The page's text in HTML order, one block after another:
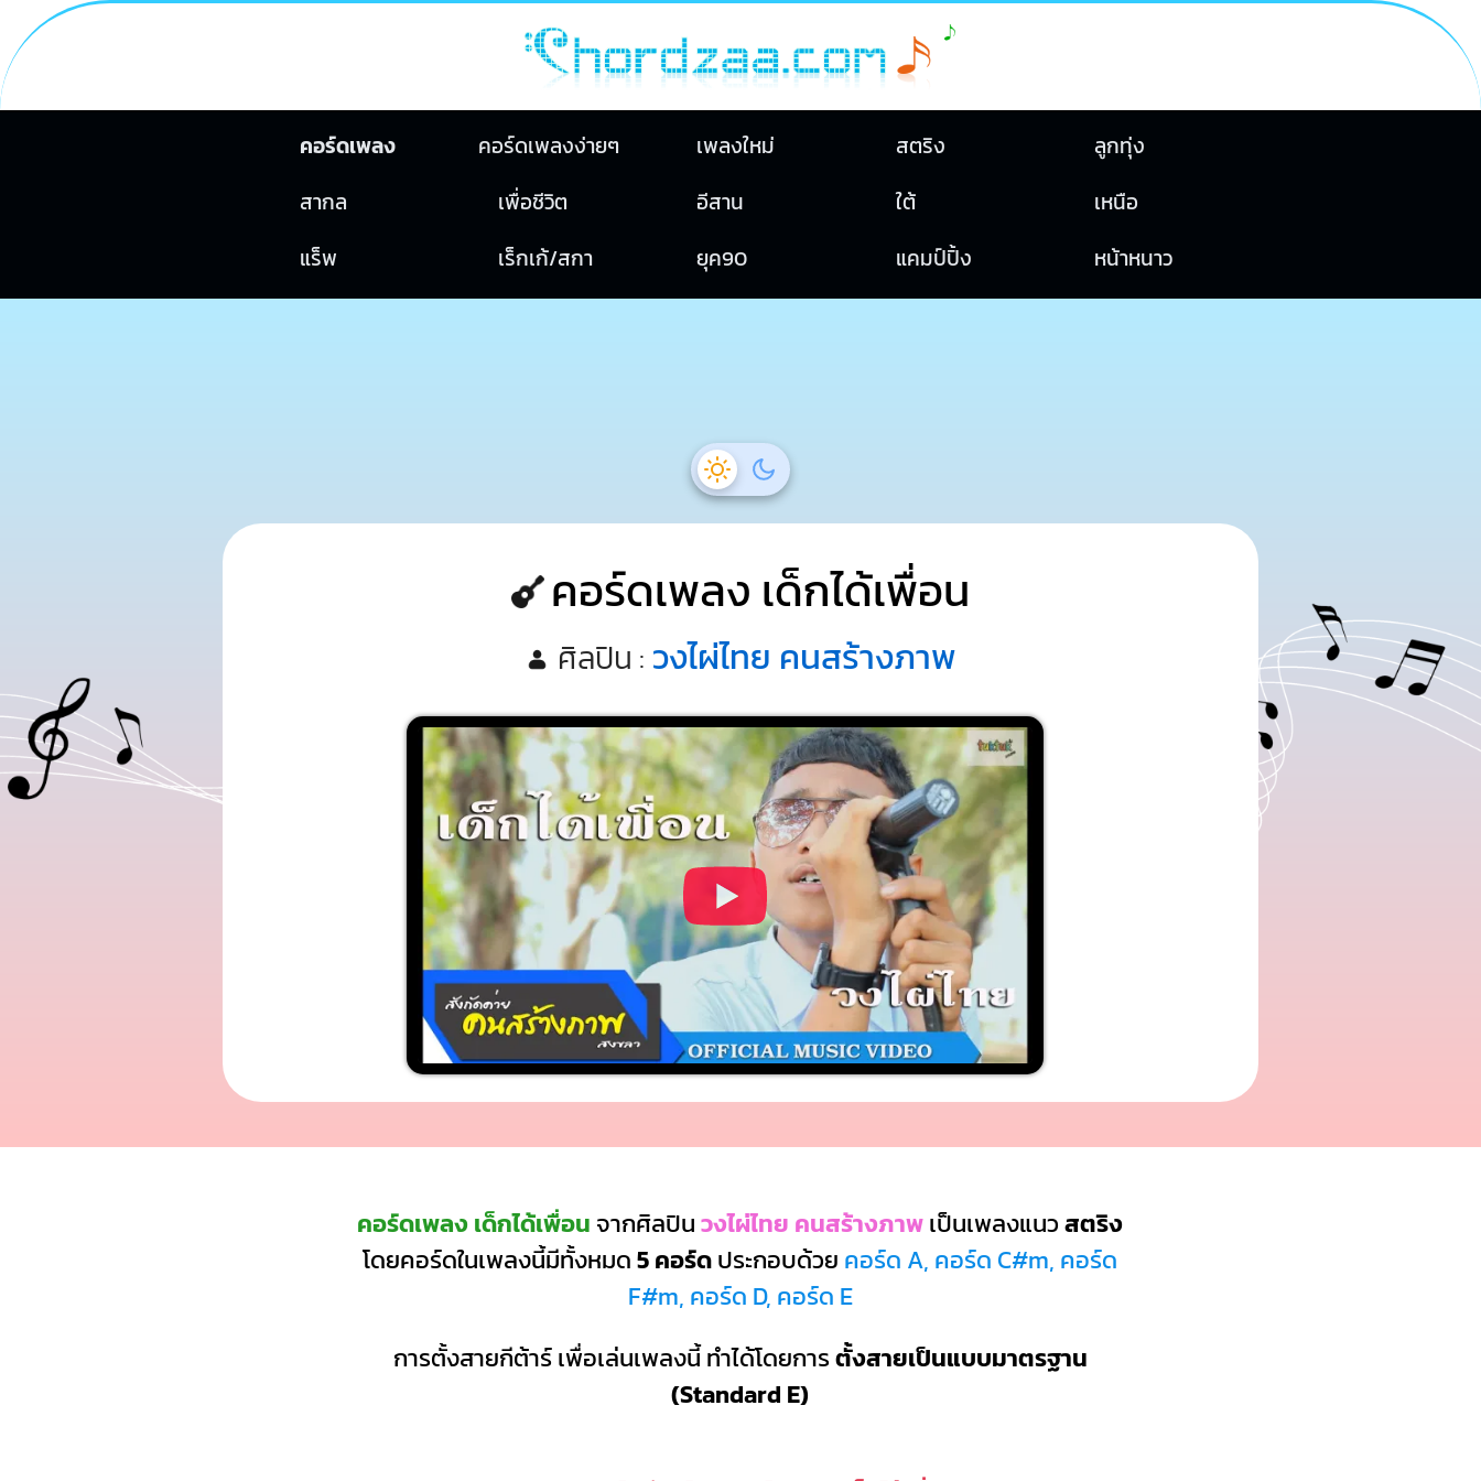
คอร์ดเพลง คอร์ดเพลงง่ายๆ เพลงใหม่ สตริง
ลูกทุ่ง
สากล
เพื่อชีวิต อีสาน ใต้
เหนือ
แร็พ
เร็กเก้/สกา ยุค90 แคมป์ปิ้ง หน้าหนาว
คอร์ดเพลง เด็กได้เพื่อน
ศิลปิน : วงไผ่ไทย คนสร้างภาพ
คอร์ดเพลง เด็กได้เพื่อน จากศิลปินวงไผ่ไทย คนสร้างภาพเป็นเพลงแนวสตริง
โดยคอร์ดในเพลงนี้มีทั้งหมด5 คอร์ดประกอบด้วย คอร์ด A, คอร์ด C#m, คอร์ด
F#m, คอร์ด D, คอร์ด E
การตั้งสายกีต้าร์ เพื่อเล่นเพลงนี้ ทำได้โดยการตั้งสายเป็นแบบมาตรฐาน
(Standard E)